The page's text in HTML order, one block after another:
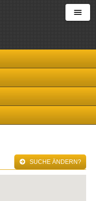
SUCHE ÄNDERN?